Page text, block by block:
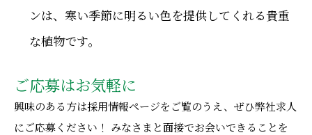
ンは、寒い季節に明るい色を提供してくれる貴重
な植物です。
ご応募はお気軽に
興味のある方は採用情報ページをご覧のうえ、ぜひ弊社求人
にご応募ください！ みなさまと面接でお会いできることを